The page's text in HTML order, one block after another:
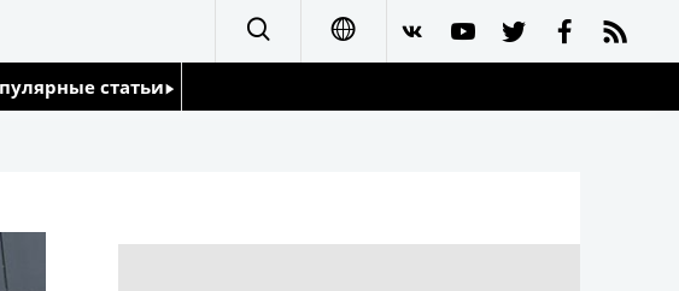
статьи
Семья